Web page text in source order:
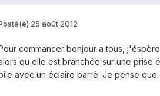
25 août 2012
commancer bonjour a tous,
qu elle est branchée sur une prise
avec un éclaire barré. Je pense que